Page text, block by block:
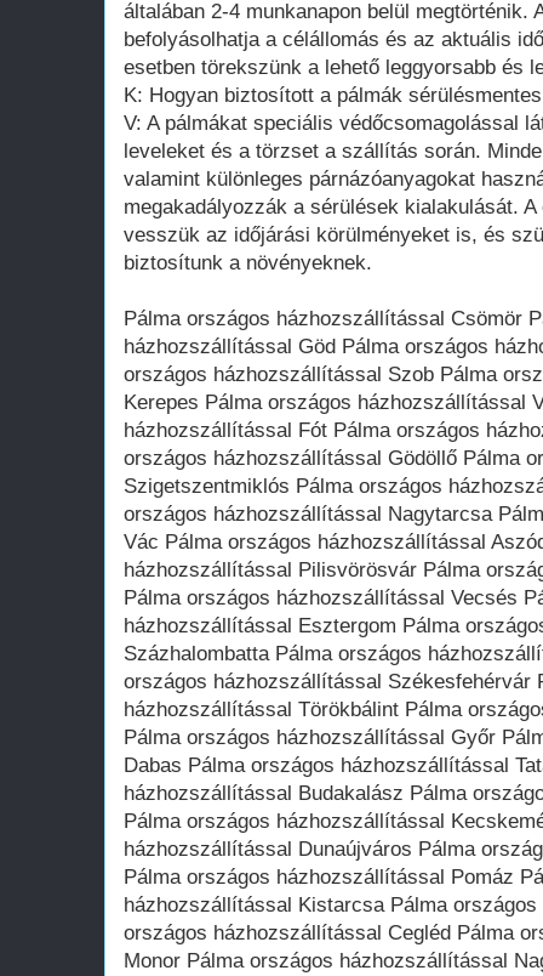
általában 2-4 munkanapon belül megtörténik.
befolyásolhatja a célállomás és az aktuális
esetben törekszünk a lehető leggyorsabb és
K: Hogyan biztosított a pálmák
V: A pálmákat speciális védőcsomagolással
leveleket és a törzset a szállítás során.
valamint különleges párnázóanyagokat
megakadályozzák a sérülések kialakulását.
vesszük az időjárási körülményeket is, és
biztosítunk a növényeknek.
Pálma országos házhozszállítással Csömör
házhozszállítással Göd Pálma országos
országos házhozszállítással Szob Pálma
Kerepes Pálma országos házhozszállítással
házhozszállítással Fót Pálma országos
országos házhozszállítással Gödöllő Pálma
Szigetszentmiklós Pálma országos
országos házhozszállítással Nagytarcsa
Vác Pálma országos házhozszállítással
házhozszállítással Pilisvörösvár Pálma
Pálma országos házhozszállítással Vecsés
házhozszállítással Esztergom Pálma
Százhalombatta Pálma országos
országos házhozszállítással Székesfehérvár
házhozszállítással Törökbálint Pálma
Pálma országos házhozszállítással Győr
Dabas Pálma országos házhozszállítással
házhozszállítással Budakalász Pálma
Pálma országos házhozszállítással
házhozszállítással Dunaújváros Pálma
Pálma országos házhozszállítással Pomáz
házhozszállítással Kistarcsa Pálma
országos házhozszállítással Cegléd Pálma
Monor Pálma országos házhozszállítással